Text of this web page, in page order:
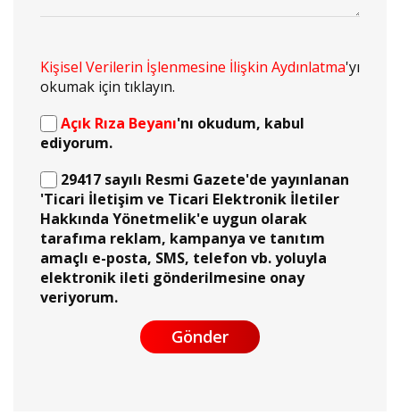
Kişisel Verilerin İşlenmesine İlişkin Aydınlatma'yı
okumak için tıklayın.
Açık Rıza Beyanı'nı okudum, kabul
ediyorum.
29417 sayılı Resmi Gazete'de yayınlanan
'Ticari İletişim ve Ticari Elektronik İletiler
Hakkında Yönetmelik'e uygun olarak
tarafıma reklam, kampanya ve tanıtım
amaçlı e-posta, SMS, telefon vb. yoluyla
elektronik ileti gönderilmesine onay
veriyorum.
Gönder